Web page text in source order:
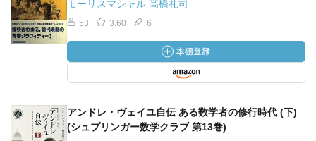
モーリスマシャル 高橋礼司
53 3.60 6
アンドレ・ヴェイユ自伝 ある数学者の修行時代 (下)
(シュプリンガー数学クラブ 第13巻)